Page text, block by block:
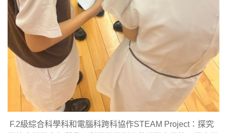
F.2級綜合科學科和電腦科跨科協作STEAM Project：探究